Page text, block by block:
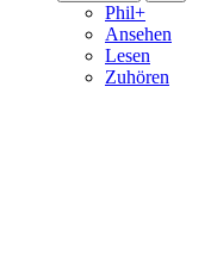
Phil+
Ansehen
Lesen
Zuhören